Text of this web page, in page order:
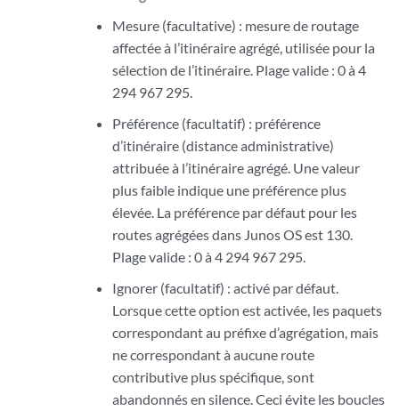
Mesure (facultative) : mesure de routage
affectée à l’itinéraire agrégé, utilisée pour la
sélection de l’itinéraire. Plage valide : 0 à 4
294 967 295.
Préférence (facultatif) : préférence
d’itinéraire (distance administrative)
attribuée à l’itinéraire agrégé. Une valeur
plus faible indique une préférence plus
élevée. La préférence par défaut pour les
routes agrégées dans Junos OS est 130.
Plage valide : 0 à 4 294 967 295.
Ignorer (facultatif) : activé par défaut.
Lorsque cette option est activée, les paquets
correspondant au préfixe d’agrégation, mais
ne correspondant à aucune route
contributive plus spécifique, sont
abandonnés en silence. Ceci évite les boucles